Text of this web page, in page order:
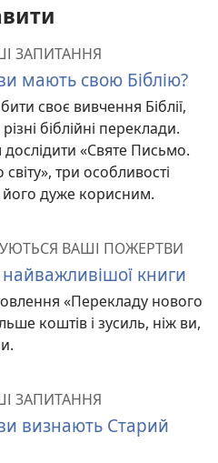
ЗАПИТАННЯ
мають свою Біблію?
своє вивчення Біблії,
біблійні переклади.
«Святе Письмо.
три особливості
його дуже корисним.
ВАШІ ПОЖЕРТВИ
книги
«Перекладу нового
коштів і зусиль, ніж ви,
ЗАПИТАННЯ
визнають Старий